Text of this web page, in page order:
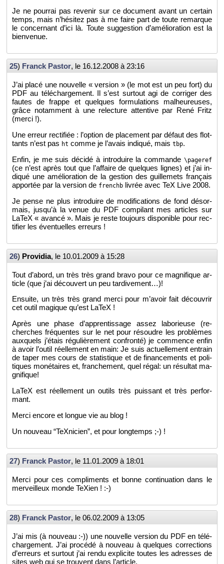
Je ne pour­rai pas re­ve­nir sur ce do­cu­ment avant un cer­tain
temps, mais n’hé­si­tez pas à me faire part de toute re­marque
le concer­nant d’ici là. Toute sug­ges­tion d’amé­lio­ra­tion est la
bien­ve­nue.
25) Franck Pas­tor, le 16.12.2008 à 23:16
J’ai placé une nou­velle « ver­sion » (le mot est un peu fort) du
PDF au té­lé­char­ge­ment. Il s’est sur­tout agi de cor­ri­ger des
fautes de frappe et quelques for­mu­la­tions mal­heu­reuses,
grâce no­tam­ment à une re­lec­ture at­ten­tive par René Fritz
(merci !).
Une er­reur rec­ti­fiée : l’op­tion de pla­ce­ment par dé­faut des flot­
tants n’est pas ht comme je l’avais in­di­qué, mais tbp.
Enfin, je me suis dé­cidé à in­tro­duire la com­mande \pageref
(ce n’est après tout que l’af­faire de quelques lignes) et j’ai in­
di­qué une amé­lio­ra­tion de la ges­tion des guille­mets fran­çais
ap­por­tée par la ver­sion de frenchb li­vrée avec TeX Live 2008.
Je pense ne plus in­tro­duire de mo­di­fi­ca­tions de fond dé­sor­
mais, jus­qu’à la venue du PDF com­pi­lant mes ar­ticles sur
LaTeX « avancé ». Mais je reste tou­jours dis­po­nible pour rec­
ti­fier les éven­tuelles er­reurs !
26) Pro­vi­dia, le 10.01.2009 à 15:28
Tout d’abord, un très très grand bravo pour ce ma­gni­fique ar­
ticle (que j’ai dé­cou­vert un peu tar­di­ve­ment…)!
En­suite, un très très grand merci pour m’avoir fait dé­cou­vrir
cet outil ma­gique qu’est LaTeX !
Après une phase d’ap­pren­tis­sage assez la­bo­rieuse (re­
cherches fré­quentes sur le net pour ré­soudre les pro­blèmes
aux­quels j’étais ré­gu­liè­re­ment confronté) je com­mence enfin
à avoir l’ou­til réel­le­ment en main: Je suis ac­tuel­le­ment en­train
de taper mes cours de sta­tis­tique et de fi­nan­ce­ments et po­li­
tiques mo­né­taires et, fran­che­ment, quel régal: un ré­sul­tat ma­
gni­fique!
LaTeX est réel­le­ment un ou­tils très puis­sant et très per­for­
mant.
Merci en­core et longue vie au blog !
Un nou­veau “TeX­ni­cien”, et pour long­temps ;-) !
27) Franck Pas­tor, le 11.01.2009 à 18:01
Merci pour ces com­pli­ments et bonne conti­nua­tion dans le
mer­veilleux monde TeXien ! :-)
28) Franck Pas­tor, le 06.02.2009 à 13:05
J’ai mis (à nou­veau :-)) une nou­velle ver­sion du PDF en té­lé­
char­ge­ment. J’ai pro­cédé à nou­veau à quelques cor­rec­tions
d’er­reurs et sur­tout j’ai rendu ex­pli­cite toutes les adresses de
sites web qui se trouvent dans l’ar­ticle.